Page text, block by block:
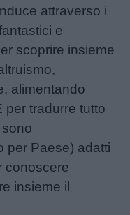
attraverso i
e
scoprire insieme
alimentando
per tradurre tutto
sono
per Paese) adatti
conoscere
insieme il